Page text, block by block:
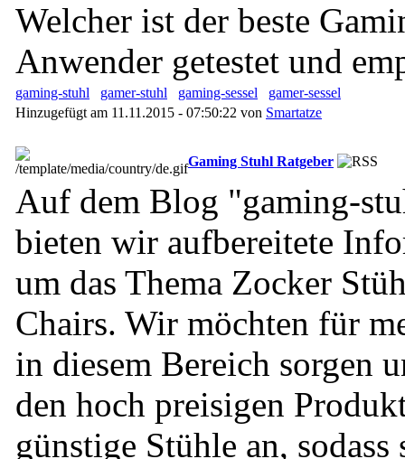
Welcher ist der beste
Anwender getestet und
gaming-stuhl gamer-stuhl gaming-sessel
gamer-sessel
Hinzugefügt am 11.11.2015 - 07:50:22 von Smartatze
Gaming Stuhl Ratgeber
Auf dem Blog "gaming-
bieten wir aufbereitete
um das Thema Zocker
Chairs. Wir möchten für
in diesem Bereich sorgen
den hoch preisigen
günstige Stühle an,